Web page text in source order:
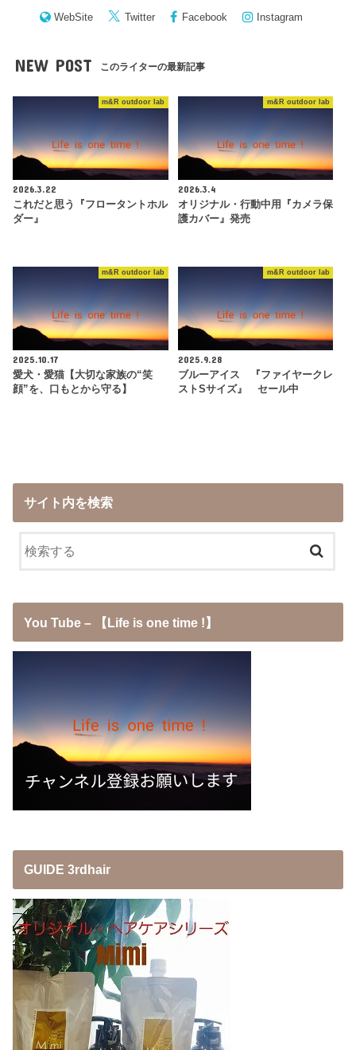
WebSite Twitter Facebook Instagram
NEW POST このライターの最新記事
m&R outdoor lab
2026.3.22
これだと思う『フロータントホル
ダー』
m&R outdoor lab
2026.3.4
オリジナル・行動中用『カメラ保
護カバー』発売
m&R outdoor lab
2025.10.17
愛犬・愛猫【大切な家族の“笑
顔”を、口もとから守る】
m&R outdoor lab
2025.9.28
ブルーアイス 『ファイヤークレ
ストSサイズ』 セール中
サイト内を検索
You Tube – 【Life is one time !】
GUIDE 3rdhair